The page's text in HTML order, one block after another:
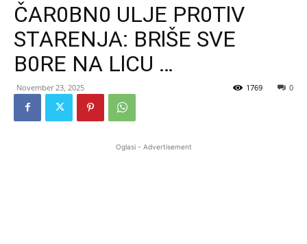
ČAR0BN0 ULJE PR0TlV
STARENJA: BRlŠE SVE
B0RE NA LlCU …
November 23, 2025 0
1769
Oglasi - Advertisement